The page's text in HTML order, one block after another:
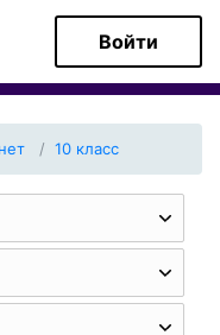
Войти
10 класс